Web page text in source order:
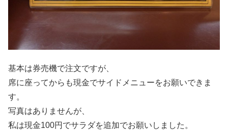
基本は券売機で注文ですが、
席に座ってからも現金でサイドメニューをお願いできま
す。
写真はありませんが、
私は現金100円でサラダを追加でお願いしました。